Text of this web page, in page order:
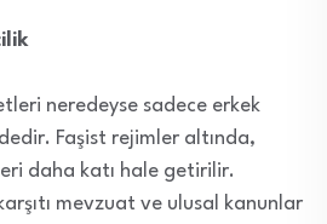
neredeyse sadece erkek
Faşist rejimler altında,
daha katı hale getirilir.
mevzuat ve ulusal kanunlar